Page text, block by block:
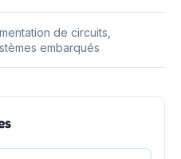
de circuits,
embarqués